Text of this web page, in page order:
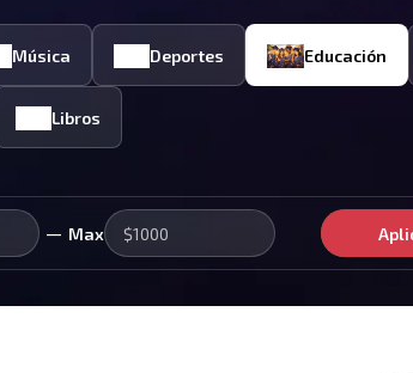
Música Deportes Educación
Libros
— Max